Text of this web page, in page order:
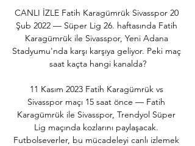
CANLI İZLE Fatih Karagümrük Sivasspor 20
Şub 2022 — Süper Lig 26. haftasında Fatih
Karagümrük ile Sivasspor, Yeni Adana
Stadyumu'nda karşı karşıya geliyor. Peki maç
saat kaçta hangi kanalda?
11 Kasım 2023 Fatih Karagümrük vs
Sivasspor maçı 15 saat önce — Fatih
Karagümrük ile Sivasspor, Trendyol Süper
Lig maçında kozlarını paylaşacak.
Futbolseverler, bu mücadeleyi canlı izlemek